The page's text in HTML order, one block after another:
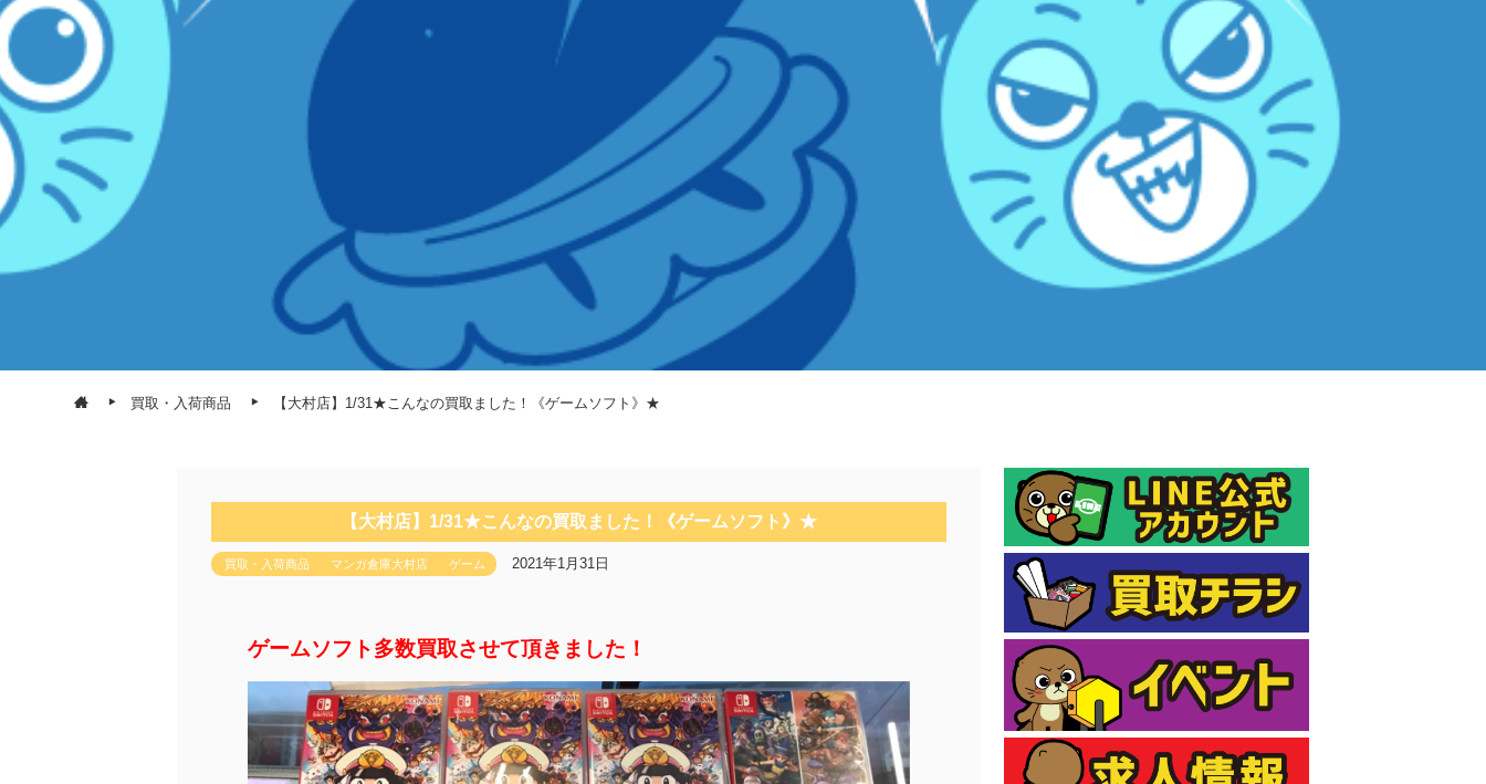
買取・入荷商品 【大村店】1/31★こんなの買取ました！《ゲームソフト》★
【大村店】1/31★こんなの買取ました！《ゲームソフト》★
買取・入荷商品 マンガ倉庫大村店 ゲーム 2021年1月31日
ゲームソフト多数買取させて頂きました！